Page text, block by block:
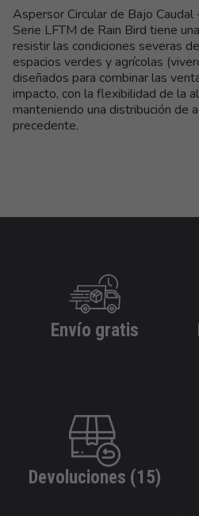
Aspersor Circular de Bajo
Serie LFTM de Rain Bird tiene
resistir las condiciones severas
espacios verdes y agrícolas
diseñados para combinar las
impacto, con la flexibilidad de la
manteniendo una distribución de
precedente.
Envío gratis
Devoluciones (15)